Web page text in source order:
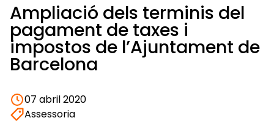
Ampliació dels terminis del
pagament de taxes i
impostos de l’Ajuntament de
Barcelona
07 abril 2020
Assessoria